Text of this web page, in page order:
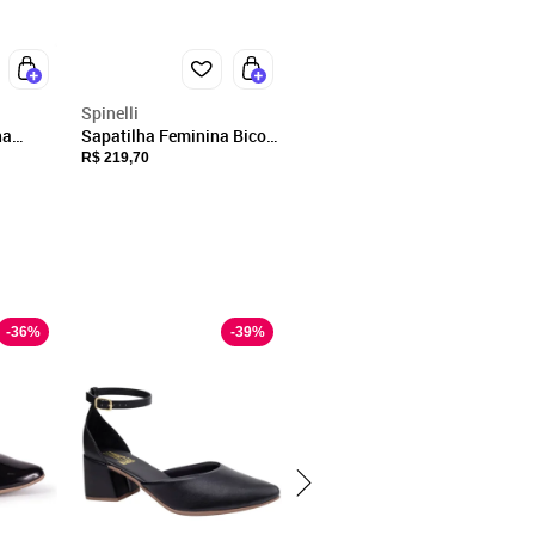
Spinelli
Sapatilha Feminina Bico
Fino em Couro Salto Baixo
R$ 219,70
-36% -39%